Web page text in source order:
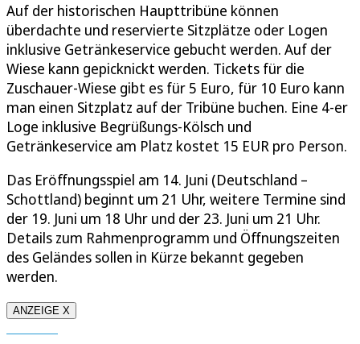
Auf der historischen Haupttribüne können
überdachte und reservierte Sitzplätze oder Logen
inklusive Getränkeservice gebucht werden. Auf der
Wiese kann gepicknickt werden. Tickets für die
Zuschauer-Wiese gibt es für 5 Euro, für 10 Euro kann
man einen Sitzplatz auf der Tribüne buchen. Eine 4-er
Loge inklusive Begrüßungs-Kölsch und
Getränkeservice am Platz kostet 15 EUR pro Person.
Das Eröffnungsspiel am 14. Juni (Deutschland –
Schottland) beginnt um 21 Uhr, weitere Termine sind
der 19. Juni um 18 Uhr und der 23. Juni um 21 Uhr.
Details zum Rahmenprogramm und Öffnungszeiten
des Geländes sollen in Kürze bekannt gegeben
werden.
ANZEIGE X